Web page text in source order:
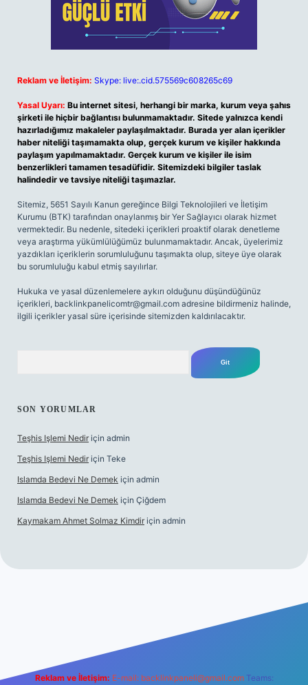
Reklam ve İletişim: Skype: live:.cid.575569c608265c69
Yasal Uyarı: Bu internet sitesi, herhangi bir marka, kurum veya şahıs
şirketi ile hiçbir bağlantısı bulunmamaktadır. Sitede yalnızca kendi
hazırladığımız makaleler paylaşılmaktadır. Burada yer alan içerikler
haber niteliği taşımamakta olup, gerçek kurum ve kişiler hakkında
paylaşım yapılmamaktadır. Gerçek kurum ve kişiler ile isim
benzerlikleri tamamen tesadüfidir. Sitemizdeki bilgiler taslak
halindedir ve tavsiye niteliği taşımazlar.
Sitemiz, 5651 Sayılı Kanun gereğince Bilgi Teknolojileri ve İletişim
Kurumu (BTK) tarafından onaylanmış bir Yer Sağlayıcı olarak hizmet
vermektedir. Bu nedenle, sitedeki içerikleri proaktif olarak denetleme
veya araştırma yükümlülüğümüz bulunmamaktadır. Ancak, üyelerimiz
yazdıkları içeriklerin sorumluluğunu taşımakta olup, siteye üye olarak
bu sorumluluğu kabul etmiş sayılırlar.
Hukuka ve yasal düzenlemelere aykırı olduğunu düşündüğünüz
içerikleri, backlinkpanelicomtr@gmail.com adresine bildirmeniz halinde,
ilgili içerikler yasal süre içerisinde sitemizden kaldırılacaktır.
SON YORUMLAR
Teşhis Işlemi Nedir için admin
Teşhis Işlemi Nedir için Teke
Islamda Bedevi Ne Demek için admin
Islamda Bedevi Ne Demek için Çiğdem
Kaymakam Ahmet Solmaz Kimdir için admin
Reklam ve İletişim: E-mail: backlinkpaneli@gmail.com Teams: